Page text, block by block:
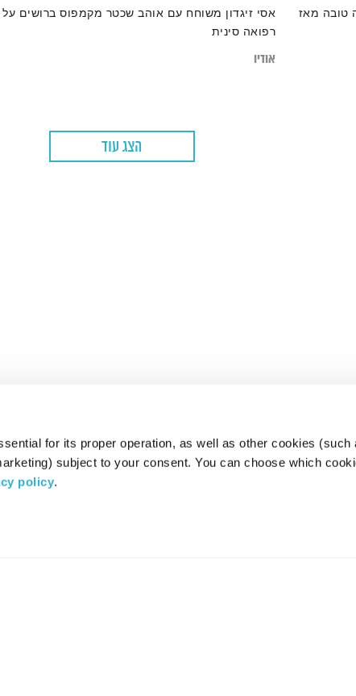
for its proper operation, as well as other cookies (such
subject to your consent. You can choose which
policy.
טובה מאז
אסי זיגדון משוחח עם אוהב שכטר מקמפוס ברושים על
רפואה סינית
אודיו
הצג עוד